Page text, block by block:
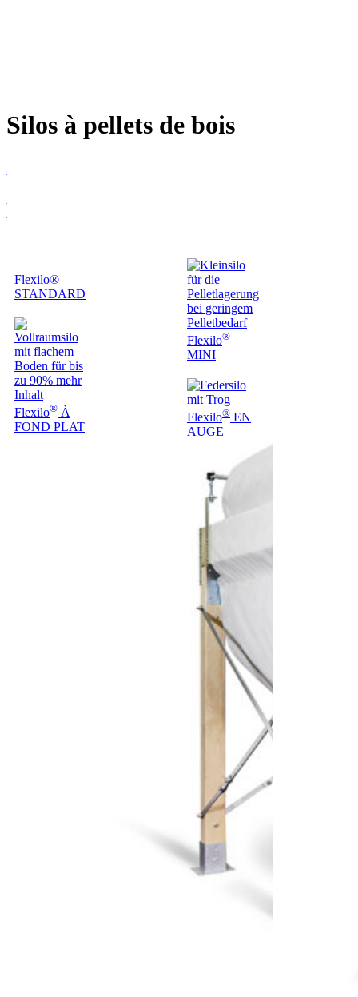
Silos à pellets de bois
Flexilo®
STANDARD
Flexilo®
MINI
Flexilo® À
FOND PLAT
Flexilo® EN
AUGE